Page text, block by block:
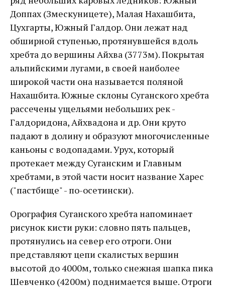
Доппах (Змескуницете), Малая Нахашбита,
Цухгарты, Южный Галдор. Они лежат над
обширной ступенью, протянувшейся вдоль
хребта до вершины Айхва (3773м). Покрытая
альпийскими лугами, в своей наиболее
широкой части она называется поляной
Нахашбита. Южные склоны Суганского хребта
рассечены ущельями небольших рек -
Галдоридона, Айхвадона и др. Они круто
падают в долину и образуют многочисленные
каньоны с водопадами. Урух, который
протекает между Суганским и Главным
хребтами, в этой части носит название Харес
("пастбище" - по-осетински).
Орография Суганского хребта напоминает
рисунок кисти руки: словно пять пальцев,
протянулись на север его отроги. Они
представляют цепи скалистых вершин
высотой до 4000м, только снежная шапка пика
Шевченко (4200м) поднимается выше. Отроги